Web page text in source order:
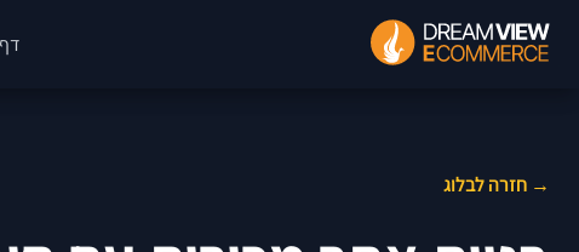
→ חזרה לבלוג